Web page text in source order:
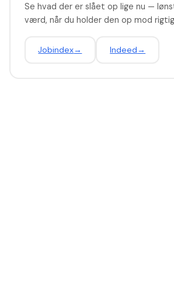
Se hvad der er slået op lige nu —
værd, når du holder den op mod
Jobindex→ Indeed→